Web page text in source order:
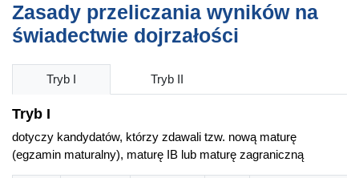
Zasady przeliczania wyników na
świadectwie dojrzałości
Tryb I Tryb II
Tryb I
dotyczy kandydatów, którzy zdawali tzw. nową maturę
(egzamin maturalny), maturę IB lub maturę zagraniczną